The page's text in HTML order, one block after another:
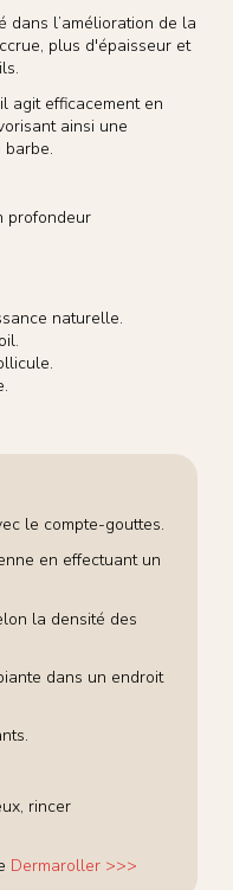
dans l’amélioration de la
plus d'épaisseur et
agit efficacement en
ainsi une
profondeur
naturelle.
le compte-gouttes.
en effectuant un
la densité des
dans un endroit
rincer
Dermaroller >>>